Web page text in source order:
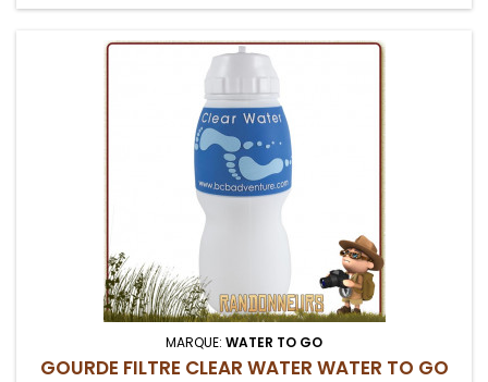
MARQUE: WATER TO GO
GOURDE FILTRE CLEAR WATER WATER TO GO